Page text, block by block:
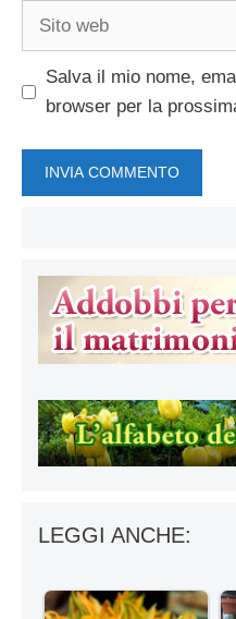
Sito
Salva il mio nome,
browser per la
LEGGI ANCHE: